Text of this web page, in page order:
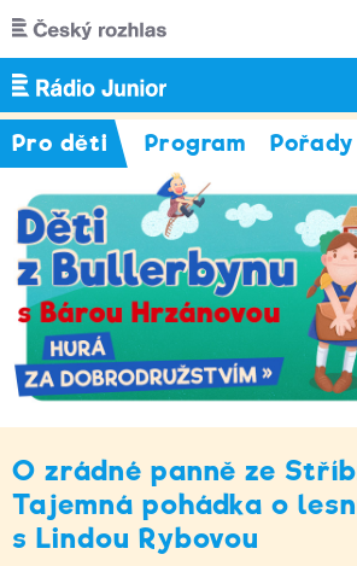
Přejít k hlavnímu obsahu
Pro děti Program Pořady
O zrádné panně ze
Tajemná pohádka o
s Lindou Rybovou